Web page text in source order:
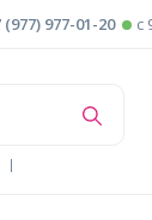
(977) 977-01-20 c
|